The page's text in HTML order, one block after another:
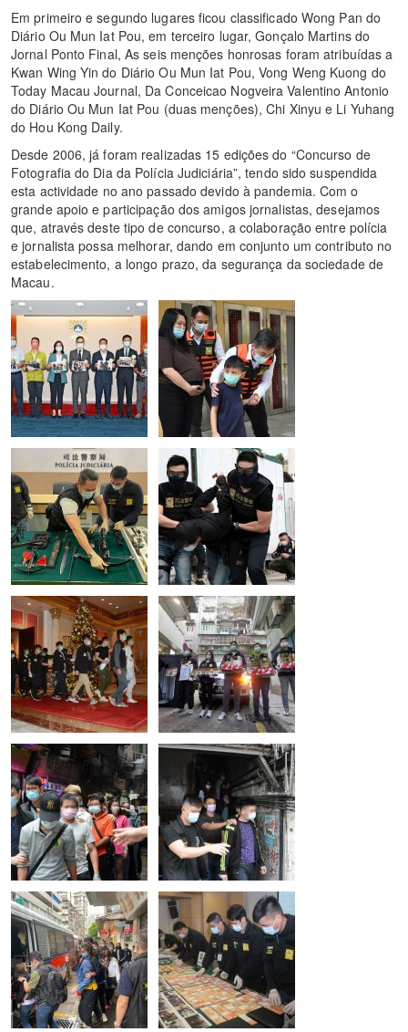
Em primeiro e segundo lugares ficou classificado Wong Pan do
Diário Ou Mun Iat Pou, em terceiro lugar, Gonçalo Martins do
Jornal Ponto Final, As seis menções honrosas foram atribuídas a
Kwan Wing Yin do Diário Ou Mun Iat Pou, Vong Weng Kuong do
Today Macau Journal, Da Conceicao Nogveira Valentino Antonio
do Diário Ou Mun Iat Pou (duas menções), Chi Xinyu e Li Yuhang
do Hou Kong Daily.
Desde 2006, já foram realizadas 15 edições do “Concurso de
Fotografia do Dia da Polícia Judiciária”, tendo sido suspendida
esta actividade no ano passado devido à pandemia. Com o
grande apoio e participação dos amigos jornalistas, desejamos
que, através deste tipo de concurso, a colaboração entre polícia
e jornalista possa melhorar, dando em conjunto um contributo no
estabelecimento, a longo prazo, da segurança da sociedade de
Macau.